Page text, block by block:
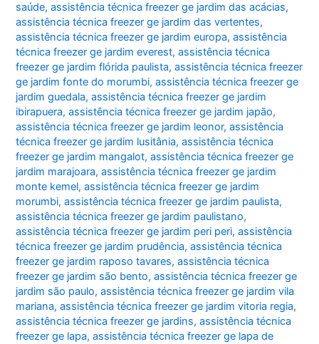
saúde,assistência técnica freezer ge jardim das acácias,
assistência técnica freezer ge jardim das vertentes,
assistência técnica freezer ge jardim europa,assistência
técnica freezer ge jardim everest,assistência técnica
freezer ge jardim flórida paulista,assistência técnica freezer
ge jardim fonte do morumbi,assistência técnica freezer ge
jardim guedala,assistência técnica freezer ge jardim
ibirapuera,assistência técnica freezer ge jardim japão,
assistência técnica freezer ge jardim leonor,assistência
técnica freezer ge jardim lusitânia,assistência técnica
freezer ge jardim mangalot,assistência técnica freezer ge
jardim marajoara,assistência técnica freezer ge jardim
monte kemel,assistência técnica freezer ge jardim
morumbi,assistência técnica freezer ge jardim paulista,
assistência técnica freezer ge jardim paulistano,
assistência técnica freezer ge jardim peri peri,assistência
técnica freezer ge jardim prudência,assistência técnica
freezer ge jardim raposo tavares,assistência técnica
freezer ge jardim são bento,assistência técnica freezer ge
jardim são paulo,assistência técnica freezer ge jardim vila
mariana,assistência técnica freezer ge jardim vitoria regia,
assistência técnica freezer ge jardins,assistência técnica
freezer ge lapa,assistência técnica freezer ge lapa de